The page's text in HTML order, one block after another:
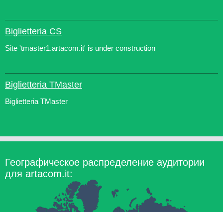
Biglietteria CS
Site 'tmaster1.artacom.it' is under construction
Biglietteria TMaster
Biglietteria TMaster
Географическое распределение аудитории
для artacom.it: